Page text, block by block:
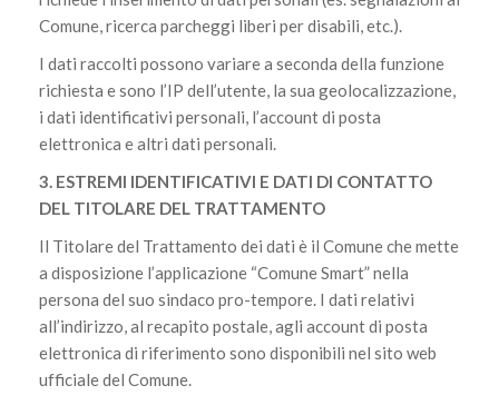
Comune, ricerca parcheggi liberi per disabili, etc.).
I dati raccolti possono variare a seconda della funzione
richiesta e sono l’IP dell’utente, la sua geolocalizzazione,
i dati identificativi personali, l’account di posta
elettronica e altri dati personali.
3. ESTREMI IDENTIFICATIVI E DATI DI CONTATTO
DEL TITOLARE DEL TRATTAMENTO
Il Titolare del Trattamento dei dati è il Comune che mette
a disposizione l’applicazione “Comune Smart” nella
persona del suo sindaco pro-tempore. I dati relativi
all’indirizzo, al recapito postale, agli account di posta
elettronica di riferimento sono disponibili nel sito web
ufficiale del Comune.